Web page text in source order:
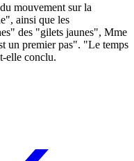
mouvement sur la
ainsi que les
des "gilets jaunes", Mme
un premier pas". "Le temps
elle conclu.